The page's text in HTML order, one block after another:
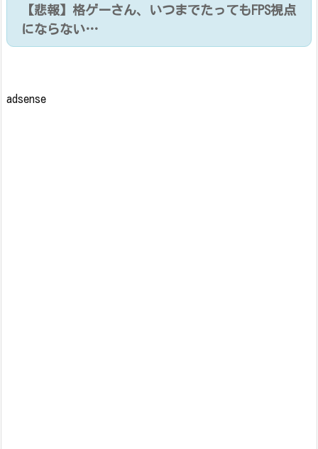
【悲報】格ゲーさん、いつまでたってもFPS視点
にならない…
adsense